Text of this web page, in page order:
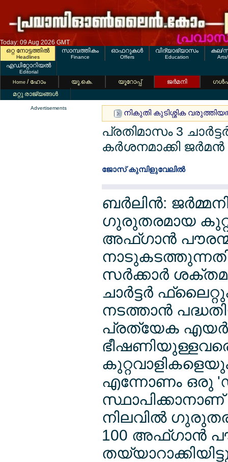
Today: 09 Aug 2026 GMT
ഒറ്റ നോട്ടത്തില്‍
Headlines
സാമ്പത്തികം
Finance
ഓഫറുകള്‍
Offers
വിദ്യാഭ്യാസം
Education
കല/
എഡിറ്റോറിയല്‍
Editorial
Home / ഹോം യൂ.കെ. യൂറോപ്പ് ജര്‍മനി
മറ്റു രാജ്യങ്ങള്‍
Advertisements
നികുതി കുടിശ്ശിക
പ്രതിമാസം 3
കര്‍ശനമാക്കി
ജോസ് കുമ്പിളുവേലില്‍
ബര്‍ലിന്‍:
ഗുരുതരമായ
അഫ്ഗാന്‍
സര്‍ക്കാര്‍
ചാര്‍ട്ടര്‍
നടത്താന്‍
പ്രത്യേക
എന്നോണം ഒരു
സ്ഥാപിക്കാനാണ്
നിലവില്‍
100 അഫ്ഗാന്‍